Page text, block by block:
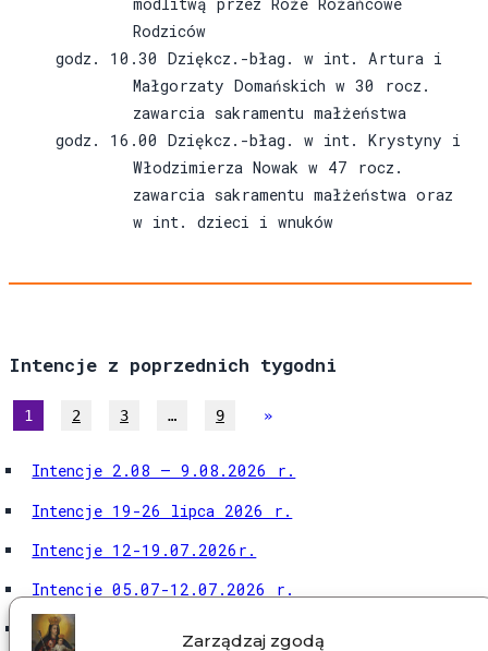
Zarządzaj zgodą
Rodziców
godz. 10.30 Dziękcz.-błag. w int. Artura i
Małgorzaty Domańskich w 30 rocz.
zawarcia sakramentu małżeństwa
godz. 16.00 Dziękcz.-błag. w int. Krystyny i
Włodzimierza Nowak w 47 rocz.
zawarcia sakramentu małżeństwa oraz
w int. dzieci i wnuków
Intencje z poprzednich tygodni
1 2 3 … 9 »
Intencje 2.08 – 9.08.2026 r.
Intencje 19-26 lipca 2026 r.
Intencje 12-19.07.2026r.
Intencje 05.07-12.07.2026 r.
Intencje 28.06-05.07.2026 r.